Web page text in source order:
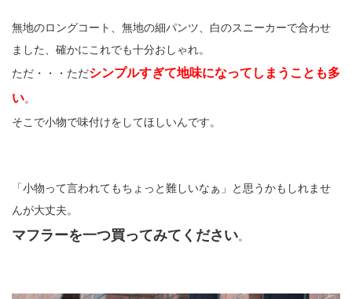
無地のロングコート、無地の細パンツ、白のスニーカーで合わせ
ました、確かにこれでも十分おしゃれ。
ただ・・・ただシンプルすぎて地味になってしまうことも多
い。
そこで小物で味付けをしてほしいんです。
「小物って言われてもちょっと難しいなぁ」と思うかもしれませ
んが大丈夫。
マフラーを一つ買ってみてください。